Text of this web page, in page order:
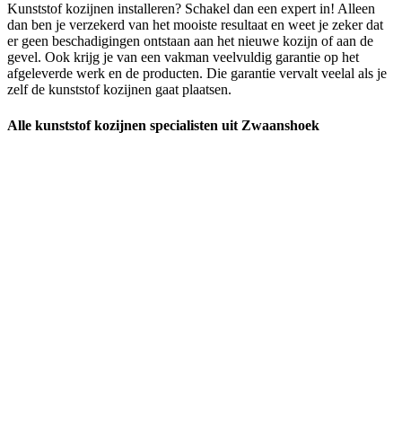
Kunststof kozijnen installeren? Schakel dan een expert in! Alleen
dan ben je verzekerd van het mooiste resultaat en weet je zeker dat
er geen beschadigingen ontstaan aan het nieuwe kozijn of aan de
gevel. Ook krijg je van een vakman veelvuldig garantie op het
afgeleverde werk en de producten. Die garantie vervalt veelal als je
zelf de kunststof kozijnen gaat plaatsen.
Alle kunststof kozijnen specialisten uit Zwaanshoek